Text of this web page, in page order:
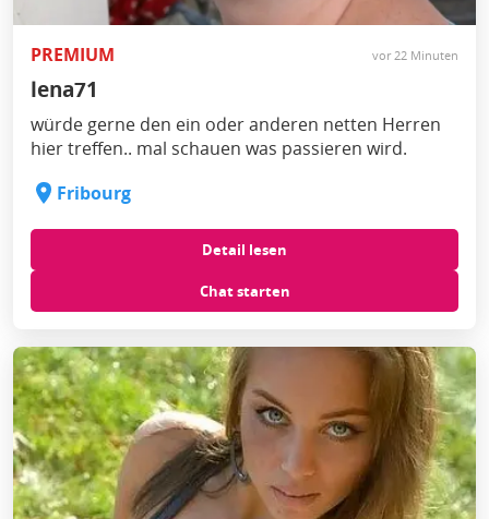
PREMIUM vor 22 Minuten
lena71
würde gerne den ein oder anderen netten Herren
hier treffen.. mal schauen was passieren wird.
Fribourg
Detail lesen
Chat starten